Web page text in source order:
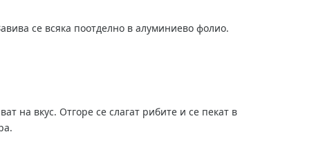
се всяка поотделно в алуминиево фолио.
на вкус. Отгоре се слагат рибите и се пекат в